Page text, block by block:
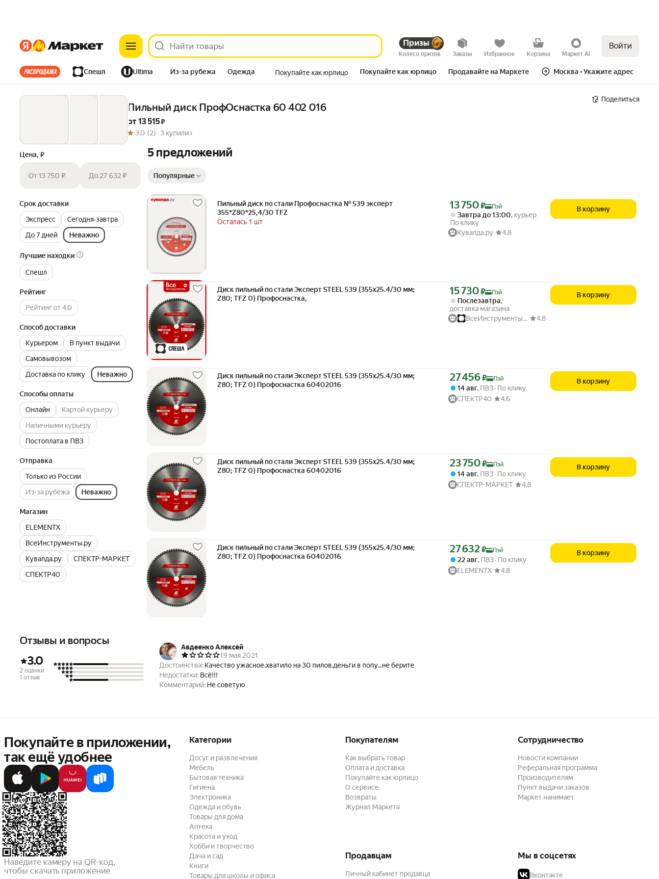
ЯндексЯндекс Призы
Колесо призов Заказы Избранное Корзина Маркет AI
Войти
Все хиты Спешл Ultima Из-за рубежа Одежда
Дом Ремонт Детям Красота
Покупайте как юрлицо Покупайте как юрлицо Продавайте на Маркете Москва • Укажите адрес
Пильный диск ПрофОснастка 60 402 016
от 13 515 ₽
3.0 (2) ·3 купили
Поделиться
Цена, ₽
От 13 750 ₽ До 27 632 ₽
Срок доставки
Экспресс
Сегодня‐завтра
До 7 дней
Неважно
Лучшие находки
Спешл
Рейтинг
Рейтинг от 4.0
Способ доставки
Курьером
В пункт выдачи
Самовывозом
Доставка по клику
Неважно
Способы оплаты
Онлайн
Картой курьеру
Наличными курьеру
Постоплата в ПВЗ
Отправка
Только из России
Из-за рубежа
Неважно
Магазин
ELEMENTX
ВсеИнструменты.ру
Кувалда.ру
СПЕКТР-МАРКЕТ
СПЕКТР40
5 предложений
Популярные
Пильный диск по стали Профоснастка № 539 эксперт
355*Z80*25,4/30 TFZ
Осталась 1 шт
Цена с картой Яндекс Пэй 13750 ₽ вместо
13 750₽ Пэй
Завтра до 13:00, курьер
По клику
Кувалда.ру
4.8
В корзину
Диск пильный по стали Эксперт STEEL 539 (355х25.4/30 мм;
Z80; TFZ 0) Профоснастка,
Цена с картой Яндекс Пэй 15730 ₽ вместо
15 730₽ Пэй
Послезавтра,
доставка магазина
ВсеИнструменты.ру
4.8
В корзину
Диск пильный по стали Эксперт STEEL 539 (355х25.4/30 мм;
Z80; TFZ 0) Профоснастка 60402016
Цена с картой Яндекс Пэй 27456 ₽ вместо
27 456₽ Пэй
14 авг, ПВЗ По клику
СПЕКТР40
4.6
В корзину
Диск пильный по стали Эксперт STEEL 539 (355х25.4/30 мм;
Z80; TFZ 0) Профоснастка 60402016
Цена с картой Яндекс Пэй 23750 ₽ вместо
23 750₽ Пэй
14 авг, ПВЗ По клику
СПЕКТР-МАРКЕТ
4.8
В корзину
Диск пильный по стали Эксперт STEEL 539 (355х25.4/30 мм;
Z80; TFZ 0) Профоснастка 60402016
Цена с картой Яндекс Пэй 27632 ₽ вместо
27 632 ₽ Пэй
22 авг, ПВЗ По клику
ELEMENTX
4.8
В корзину
Отзывы и вопросы
3.0
2 оценки
1 отзыв
Авдеенко Алексей
19 мая 2021
Достоинства: Качество ужасное.хватило на 30 пилов.деньги в попу...не берите
Недостатки: Всё!!!
Комментарий: Не советую
Покупайте в приложении,
так ещё удобнее
Наведите камеру на QR-код,
чтобы скачать приложение
Категории
Досуг и развлечения
Мебель
Бытовая техника
Гигиена
Электроника
Одежда и обувь
Товары для дома
Аптека
Красота и уход
Хобби и творчество
Дача и сад
Книги
Товары для школы и офиса
Покупателям
Как выбрать товар
Оплата и доставка
Покупайте как юрлицо
О сервисе
Возвраты
Журнал Маркета
Сотрудничество
Новости компании
Реферальная программа
Производителям
Пункт выдачи заказов
Маркет нанимает
Продавцам
Личный кабинет продавца
Мы в соцсетях
Вконтакте